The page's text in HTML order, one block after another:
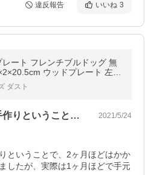
違反報告 いいね 3
レート フレンチブルドッグ 無
ウッドプレート 左向
ハンドメイド 受注製作
ダスト
注文を受けてからの手作りということで、… 2021/5/24
ということで、2ヶ月ほどはかか
したが、実際は1ヶ月ほどで手元